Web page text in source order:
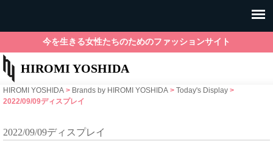
HIROMI YOSHIDA
今を生きる女性たちのためのファッションサイト
HIROMI YOSHIDA > Brands by HIROMI YOSHIDA > Today's Display >
2022/09/09ディスプレイ
2022/09/09ディスプレイ